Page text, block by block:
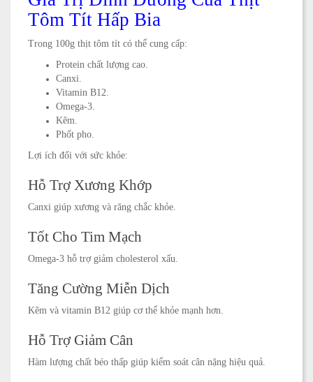
Tôm Tít Hấp Bia
Trong 100g thịt tôm tít có thể cung cấp:
Protein chất lượng cao.
Canxi.
Vitamin B12.
Omega-3.
Kẽm.
Phốt pho.
Lợi ích đối với sức khỏe:
Hỗ Trợ Xương Khớp
Canxi giúp xương và răng chắc khỏe.
Tốt Cho Tim Mạch
Omega-3 hỗ trợ giảm cholesterol xấu.
Tăng Cường Miễn Dịch
Kẽm và vitamin B12 giúp cơ thể khỏe mạnh hơn.
Hỗ Trợ Giảm Cân
Hàm lượng chất béo thấp giúp kiểm soát cân nặng hiệu quả.